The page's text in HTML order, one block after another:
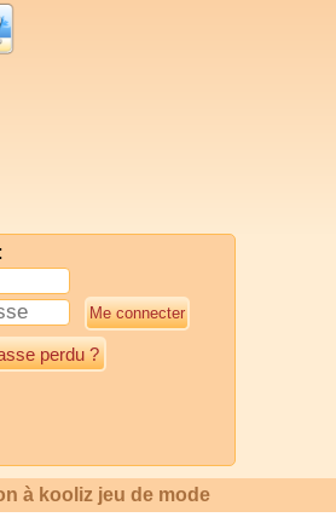
perdu ?
à kooliz jeu de mode